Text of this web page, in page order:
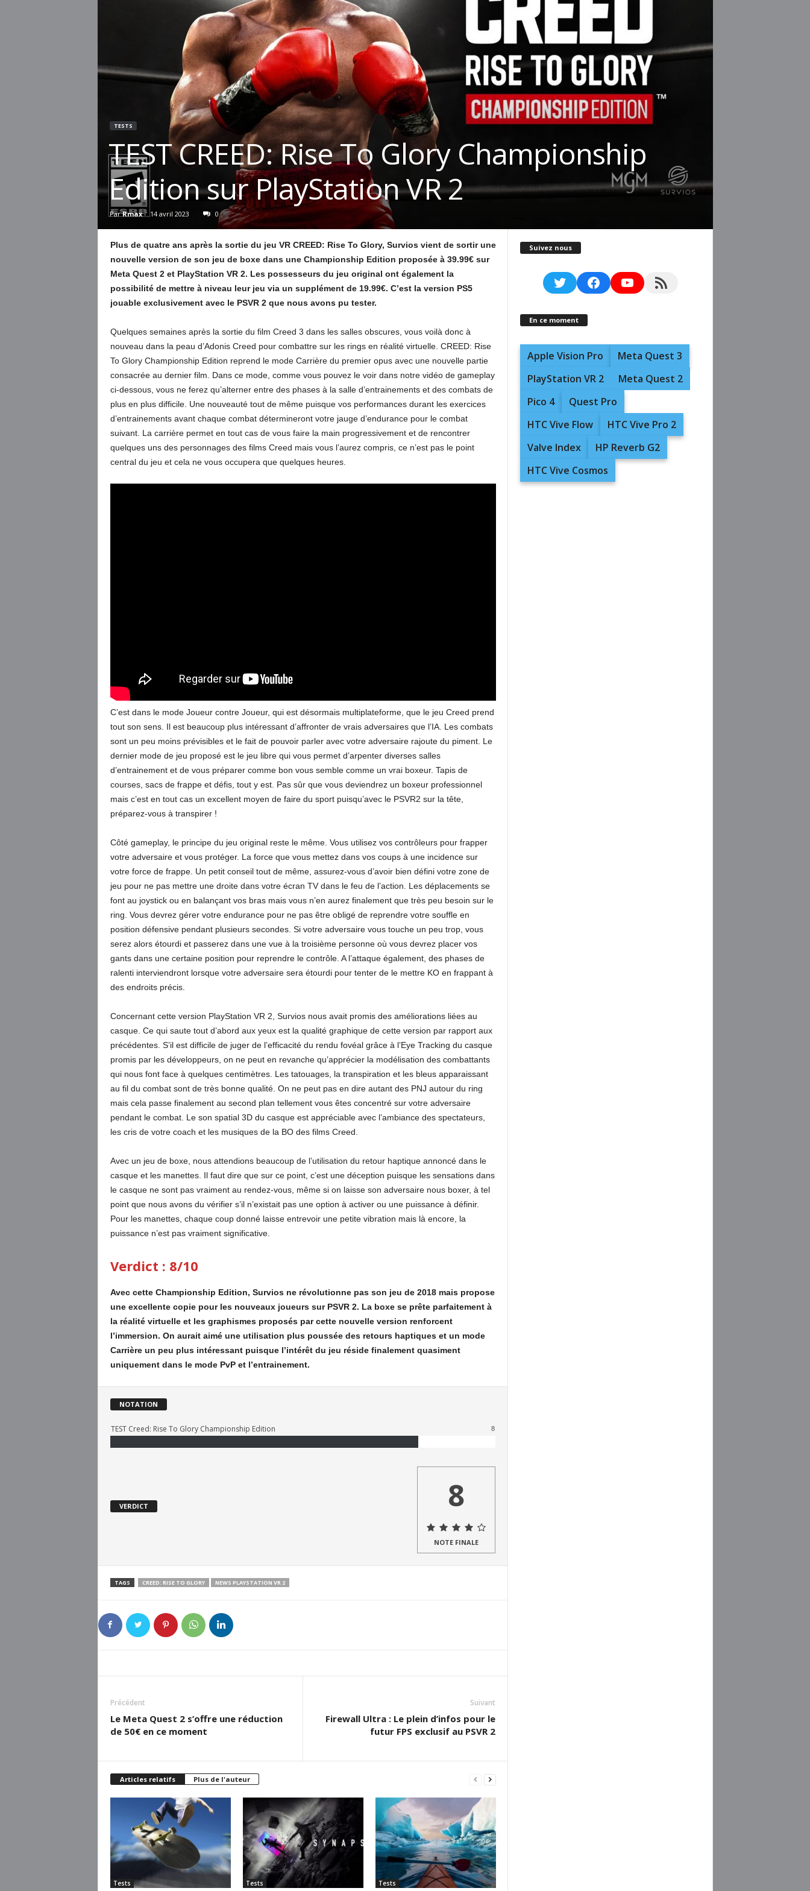
TESTS
TEST CREED: Rise To Glory Championship
Edition sur PlayStation VR 2
Par Rmax- 14 avril 2023 0
Plus de quatre ans après la sortie du jeu VR CREED: Rise To Glory, Survios vient de sortir une
nouvelle version de son jeu de boxe dans une Championship Edition proposée à 39.99€ sur
Meta Quest 2 et PlayStation VR 2. Les possesseurs du jeu original ont également la
possibilité de mettre à niveau leur jeu via un supplément de 19.99€. C’est la version PS5
jouable exclusivement avec le PSVR 2 que nous avons pu tester.
Quelques semaines après la sortie du film Creed 3 dans les salles obscures, vous voilà donc à
nouveau dans la peau d’Adonis Creed pour combattre sur les rings en réalité virtuelle. CREED: Rise
To Glory Championship Edition reprend le mode Carrière du premier opus avec une nouvelle partie
consacrée au dernier film. Dans ce mode, comme vous pouvez le voir dans notre vidéo de gameplay
ci-dessous, vous ne ferez qu’alterner entre des phases à la salle d’entrainements et des combats de
plus en plus difficile. Une nouveauté tout de même puisque vos performances durant les exercices
d’entrainements avant chaque combat détermineront votre jauge d’endurance pour le combat
suivant. La carrière permet en tout cas de vous faire la main progressivement et de rencontrer
quelques uns des personnages des films Creed mais vous l’aurez compris, ce n’est pas le point
central du jeu et cela ne vous occupera que quelques heures.
C’est dans le mode Joueur contre Joueur, qui est désormais multiplateforme, que le jeu Creed prend
tout son sens. Il est beaucoup plus intéressant d’affronter de vrais adversaires que l’IA. Les combats
sont un peu moins prévisibles et le fait de pouvoir parler avec votre adversaire rajoute du piment. Le
dernier mode de jeu proposé est le jeu libre qui vous permet d’arpenter diverses salles
d’entrainement et de vous préparer comme bon vous semble comme un vrai boxeur. Tapis de
courses, sacs de frappe et défis, tout y est. Pas sûr que vous deviendrez un boxeur professionnel
mais c’est en tout cas un excellent moyen de faire du sport puisqu’avec le PSVR2 sur la tête,
préparez-vous à transpirer !
Côté gameplay, le principe du jeu original reste le même. Vous utilisez vos contrôleurs pour frapper
votre adversaire et vous protéger. La force que vous mettez dans vos coups à une incidence sur
votre force de frappe. Un petit conseil tout de même, assurez-vous d’avoir bien défini votre zone de
jeu pour ne pas mettre une droite dans votre écran TV dans le feu de l’action. Les déplacements se
font au joystick ou en balançant vos bras mais vous n’en aurez finalement que très peu besoin sur le
ring. Vous devrez gérer votre endurance pour ne pas être obligé de reprendre votre souffle en
position défensive pendant plusieurs secondes. Si votre adversaire vous touche un peu trop, vous
serez alors étourdi et passerez dans une vue à la troisième personne où vous devrez placer vos
gants dans une certaine position pour reprendre le contrôle. A l’attaque également, des phases de
ralenti interviendront lorsque votre adversaire sera étourdi pour tenter de le mettre KO en frappant à
des endroits précis.
Concernant cette version PlayStation VR 2, Survios nous avait promis des améliorations liées au
casque. Ce qui saute tout d’abord aux yeux est la qualité graphique de cette version par rapport aux
précédentes. S’il est difficile de juger de l’efficacité du rendu fovéal grâce à l’Eye Tracking du casque
promis par les développeurs, on ne peut en revanche qu’apprécier la modélisation des combattants
qui nous font face à quelques centimètres. Les tatouages, la transpiration et les bleus apparaissant
au fil du combat sont de très bonne qualité. On ne peut pas en dire autant des PNJ autour du ring
mais cela passe finalement au second plan tellement vous êtes concentré sur votre adversaire
pendant le combat. Le son spatial 3D du casque est appréciable avec l’ambiance des spectateurs,
les cris de votre coach et les musiques de la BO des films Creed.
Avec un jeu de boxe, nous attendions beaucoup de l’utilisation du retour haptique annoncé dans le
casque et les manettes. Il faut dire que sur ce point, c’est une déception puisque les sensations dans
le casque ne sont pas vraiment au rendez-vous, même si on laisse son adversaire nous boxer, à tel
point que nous avons du vérifier s’il n’existait pas une option à activer ou une puissance à définir.
Pour les manettes, chaque coup donné laisse entrevoir une petite vibration mais là encore, la
puissance n’est pas vraiment significative.
Verdict : 8/10
Avec cette Championship Edition, Survios ne révolutionne pas son jeu de 2018 mais propose
une excellente copie pour les nouveaux joueurs sur PSVR 2. La boxe se prête parfaitement à
la réalité virtuelle et les graphismes proposés par cette nouvelle version renforcent
l’immersion. On aurait aimé une utilisation plus poussée des retours haptiques et un mode
Carrière un peu plus intéressant puisque l’intérêt du jeu réside finalement quasiment
uniquement dans le mode PvP et l’entrainement.
NOTATION
TEST Creed: Rise To Glory Championship Edition 8
VERDICT 8
NOTE FINALE
TAGS CREED: RISE TO GLORY NEWS PLAYSTATION VR 2
Précédent
Le Meta Quest 2 s’offre une réduction
de 50€ en ce moment
Suivant
Firewall Ultra : Le plein d’infos pour le
futur FPS exclusif au PSVR 2
Articles relatifs Plus de l'auteur
Tests Tests Tests
Suivez nous
TwitterFacebookYouTubeRSS Feed
En ce moment
Apple Vision Pro
Meta Quest 3
PlayStation VR 2
Meta Quest 2
Pico 4
Quest Pro
HTC Vive Flow
HTC Vive Pro 2
Valve Index
HP Reverb G2
HTC Vive Cosmos